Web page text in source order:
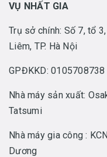
VỤ NHẤT GIA
Trụ sở chính: Số 7, tổ
Liêm, TP. Hà Nội
GPĐKKD: 0105708738
Nhà máy sản xuất:
Tatsumi
Nhà máy gia công :
Dương